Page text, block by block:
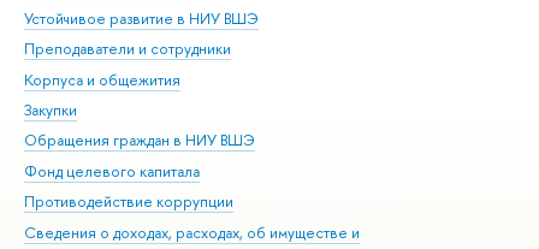
Устойчивое развитие в НИУ ВШЭ
Преподаватели и сотрудники
Корпуса и общежития
Закупки
Обращения граждан в НИУ ВШЭ
Фонд целевого капитала
Противодействие коррупции
Сведения о доходах, расходах, об имуществе и